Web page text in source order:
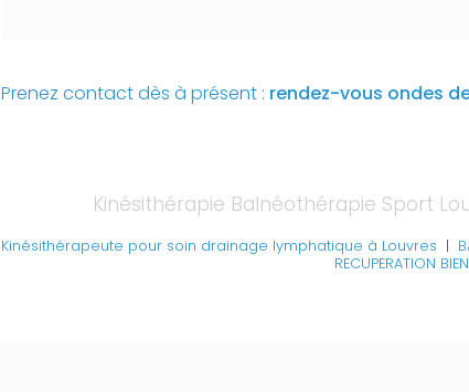
Prenez contact dès à présent : rendez-vous ondes
Kinésithérapie Balnéothérapie Sport
Kinésithérapeute pour soin drainage lymphatique à Louvres |
RECUPERATION